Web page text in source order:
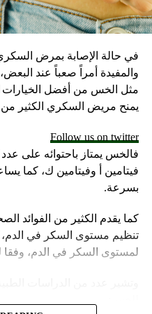
في حالة الإصابة بمرض
والمفيدة أمراً صعباً عند
مثل الخس من أفضل الخيارات
يمنح مريض السكري الكثير من
Follow us on twitter
فالخس يمتاز باحتوائه على
فيتامين أ وفيتامين ك، كما
بسرعة.
كما يقدم الكثير من الفوائد
تنظيم مستوى السكر في الدم،
لمستوى السكر في الدم، وفقا